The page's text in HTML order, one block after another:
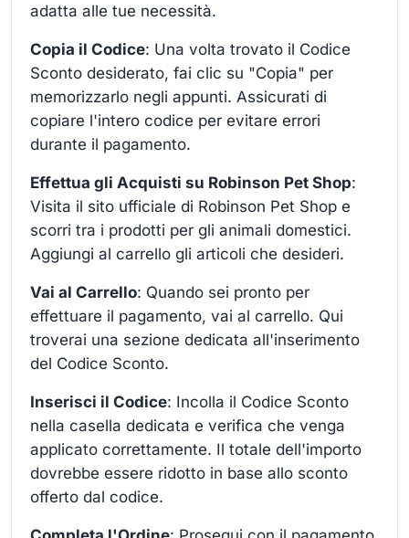
adatta alle tue necessità.
Copia il Codice: Una volta trovato il Codice
Sconto desiderato, fai clic su "Copia" per
memorizzarlo negli appunti. Assicurati di
copiare l'intero codice per evitare errori
durante il pagamento.
Effettua gli Acquisti su Robinson Pet Shop:
Visita il sito ufficiale di Robinson Pet Shop e
scorri tra i prodotti per gli animali domestici.
Aggiungi al carrello gli articoli che desideri.
Vai al Carrello: Quando sei pronto per
effettuare il pagamento, vai al carrello. Qui
troverai una sezione dedicata all'inserimento
del Codice Sconto.
Inserisci il Codice: Incolla il Codice Sconto
nella casella dedicata e verifica che venga
applicato correttamente. Il totale dell'importo
dovrebbe essere ridotto in base allo sconto
offerto dal codice.